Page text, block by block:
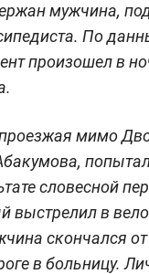
мужчина,
По
произошел в
мимо
словесной
выстрелил в
скончался
в больницу.